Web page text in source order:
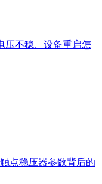
压不稳、设备重启怎
点稳压器参数背后的